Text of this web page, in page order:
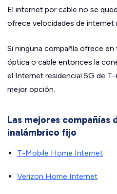
El internet por cable no se
ofrece velocidades de internet
Si ninguna compañía ofrece
óptica o cable entonces la
el Internet residencial 5G de
mejor opción.
Las mejores compañías
inalámbrico fijo
T-Mobile Home Internet
Verizon Home Internet